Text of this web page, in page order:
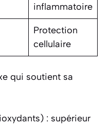
inflammatoire
Protection
cellulaire
qui soutient sa
: supérieur